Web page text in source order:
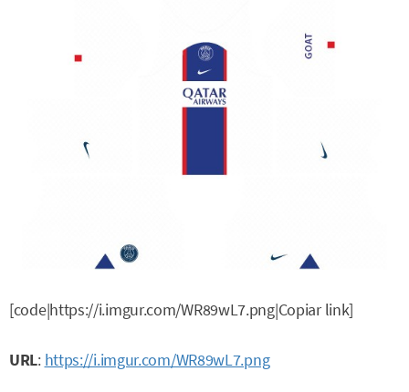
[code|https://i.imgur.com/WR89wL7.png|Copiar link]
URL: https://i.imgur.com/WR89wL7.png